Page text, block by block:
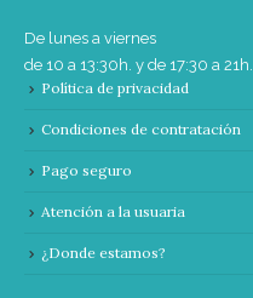
De lunes a viernes
de 10 a 13:30h. y de 17:30 a 21h.
Política de privacidad
Condiciones de contratación
Pago seguro
Atención a la usuaria
¿Donde estamos?